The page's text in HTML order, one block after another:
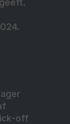
off